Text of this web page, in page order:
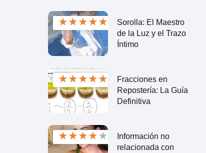
★★★★★
Sorolla: El Maestro
de la Luz y el Trazo
Íntimo
★★★★★
Fracciones en
Repostería: La Guía
Definitiva
★★★★★
Información no
relacionada con